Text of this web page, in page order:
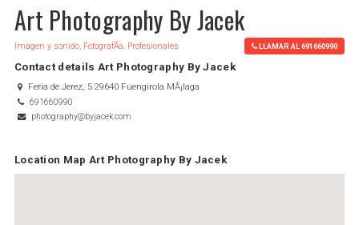
Art Photography By Jacek
Imagen y sonido, FotografÃ­a, Profesionales LLAMAR AL 691660990
Contact details Art Photography By Jacek
Feria de Jerez, 5 29640 Fuengirola MÃ¡laga
691660990
photography@byjacek.com
Location Map Art Photography By Jacek